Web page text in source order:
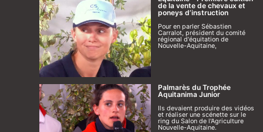
de la vente de chevaux et
poneys d’instruction
Pour en parler Sébastien
Carralot, président du comité
régional d'équitation de
Nouvelle-Aquitaine,
Palmarès du Trophée
Aquitanima Junior
Ils devaient produire des vidéos
et réaliser une scénette sur le
ring du Salon de l'Agriculture
Nouvelle-Aquitaine.